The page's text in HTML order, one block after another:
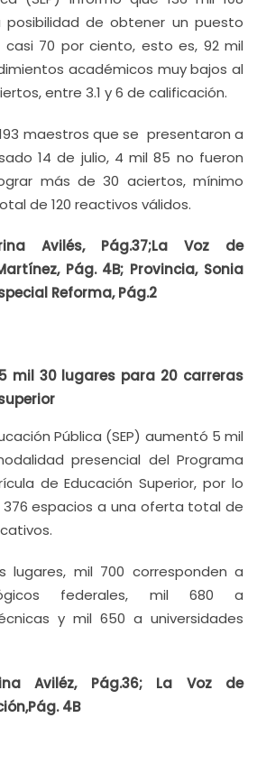
de obtener un puesto
70 por ciento, esto es, 92 mil
académicos muy bajos al
entre 3.1 y 6 de calificación.
maestros que se presentaron a
14 de julio, 4 mil 85 no fueron
más de 30 aciertos, mínimo
de 120 reactivos válidos.
Avilés, Pág.37;La Voz de
Pág. 4B; Provincia, Sonia
Reforma, Pág.2
mil 30 lugares para 20 carreras
Pública (SEP) aumentó 5 mil
presencial del Programa
de Educación Superior, por lo
espacios a una oferta total de
lugares, mil 700 corresponden a
federales, mil 680 a
y mil 650 a universidades
Aviléz, Pág.36; La Voz de
4B